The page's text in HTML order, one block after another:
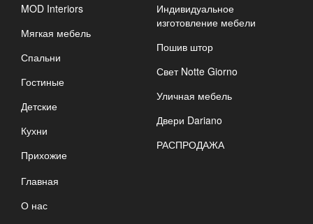
MOD Interiors
Мягкая мебель
Спальни
Гостиные
Детские
Кухни
Прихожие
Индивидуальное
изготовление мебели
Пошив штор
Свет Notte Giorno
Уличная мебель
Двери Dariano
РАСПРОДАЖА
Главная
О нас